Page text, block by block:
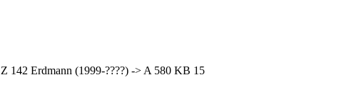
Erdmann (1999-????) -> A 580 KB 15